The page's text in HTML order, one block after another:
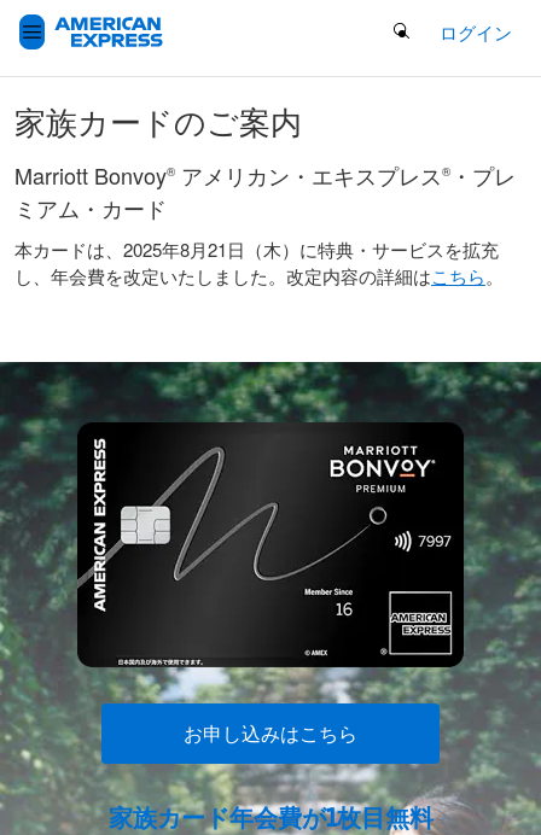
Search Button
ログイン
家族カードのご案内
Marriott Bonvoy® アメリカン・エキスプレス ® ・プレ
ミアム・カード
本カードは、2025年8月21日（木）に特典・サービスを拡充
し、年会費を改定いたしました。改定内容の詳細はこちら。
お申し込みはこちら
家族カード年会費が1枚⽬無料